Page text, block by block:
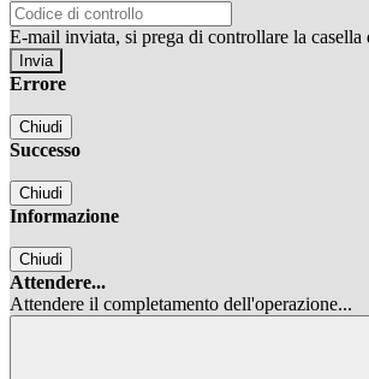
E-mail inviata, si prega di controllare la casella
Errore
Chiudi
Successo
Chiudi
Informazione
Chiudi
Attendere...
Attendere il completamento dell'operazione...